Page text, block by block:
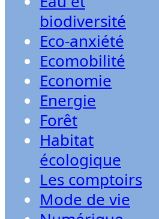
biodiversité
Eco-anxiété
Ecomobilité
Economie
Energie
Forêt
Habitat
écologique
Les comptoirs
Mode de vie